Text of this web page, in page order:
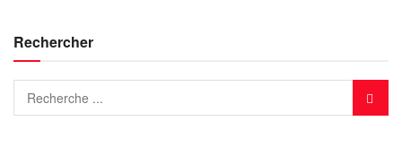
Rechercher